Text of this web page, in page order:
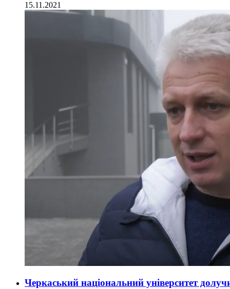
15.11.2021
Черкаський національний університет